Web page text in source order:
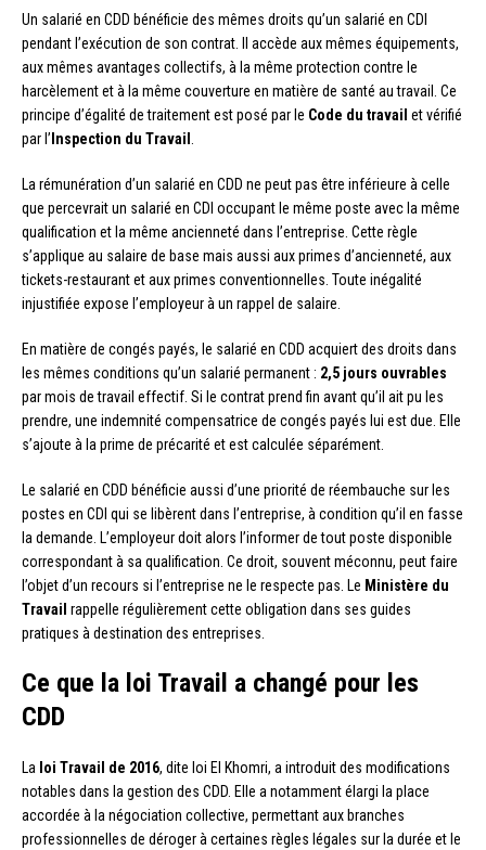
Un salarié en CDD bénéficie des mêmes droits qu’un salarié en CDI
pendant l’exécution de son contrat. Il accède aux mêmes équipements,
aux mêmes avantages collectifs, à la même protection contre le
harcèlement et à la même couverture en matière de santé au travail. Ce
principe d’égalité de traitement est posé par le Code du travail et vérifié
par l’ Inspection du Travail
La rémunération d’un salarié en CDD ne peut pas être inférieure à celle
que percevrait un salarié en CDI occupant le même poste avec la même
qualification et la même ancienneté dans l’entreprise. Cette règle
s’applique au salaire de base mais aussi aux primes d’ancienneté, aux
tickets-restaurant et aux primes conventionnelles. Toute inégalité
injustifiée expose l’employeur à un rappel de salaire.
En matière de congés payés, le salarié en CDD acquiert des droits dans
les mêmes conditions qu’un salarié permanent : 2,5 jours ouvrables
par mois de travail effectif. Si le contrat prend fin avant qu’il ait pu les
prendre, une indemnité compensatrice de congés payés lui est due. Elle
s’ajoute à la prime de précarité et est calculée séparément.
Le salarié en CDD bénéficie aussi d’une priorité de réembauche sur les
postes en CDI qui se libèrent dans l’entreprise, à condition qu’il en fasse
la demande. L’employeur doit alors l’informer de tout poste disponible
correspondant à sa qualification. Ce droit, souvent méconnu, peut faire
l’objet d’un recours si l’entreprise ne le respecte pas. Le Ministère du
Travail rappelle régulièrement cette obligation dans ses guides
pratiques à destination des entreprises.
Ce que la loi Travail a changé pour les
CDD
La loi Travail de 2016, dite loi El Khomri, a introduit des modifications
notables dans la gestion des CDD. Elle a notamment élargi la place
accordée à la négociation collective, permettant aux branches
professionnelles de déroger à certaines règles légales sur la durée et le